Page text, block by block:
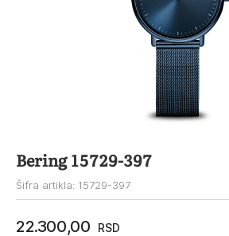
Bering 15729-397
Šifra artikla: 15729-397
22.300,00 RSD